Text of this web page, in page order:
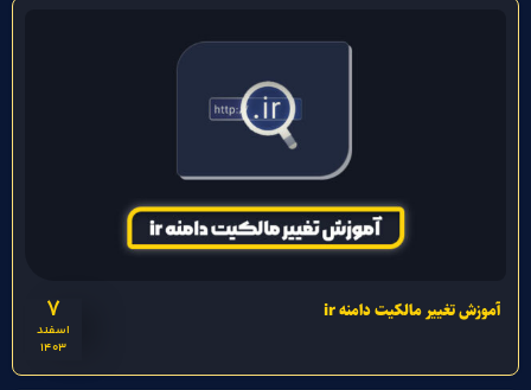
7
اسفند
1403
آموزش تغییر مالکیت دامنه ir